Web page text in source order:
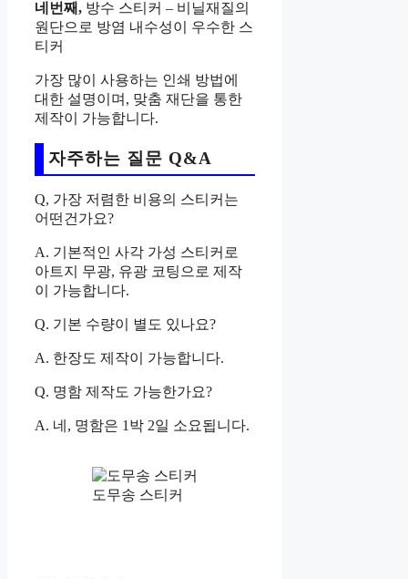
네번째, 방수 스티커 – 비닐재질의
원단으로 방염 내수성이 우수한 스
티커
가장 많이 사용하는 인쇄 방법에
대한 설명이며, 맞춤 재단을 통한
제작이 가능합니다.
자주하는 질문 Q&A
Q, 가장 저렴한 비용의 스티커는
어떤건가요?
A. 기본적인 사각 가성 스티커로
아트지 무광, 유광 코팅으로 제작
이 가능합니다.
Q. 기본 수량이 별도 있나요?
A. 한장도 제작이 가능합니다.
Q. 명함 제작도 가능한가요?
A. 네, 명함은 1박 2일 소요됩니다.
도무송 스티커